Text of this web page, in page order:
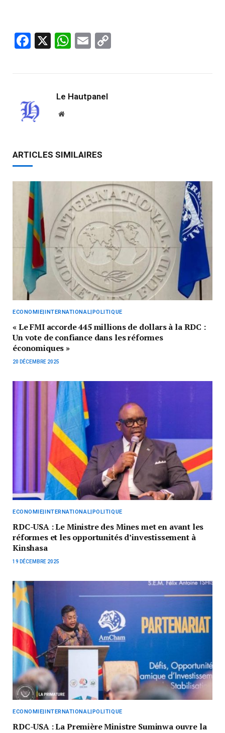
Facebook
X WhatsApp
Email
Le Hautpanel
Website
ARTICLES SIMILAIRES
ECONOMIE|INTERNATIONAL|POLITIQUE
« Le FMI accorde 445 millions de dollars à la RDC :
Un vote de confiance dans les réformes
économiques »
20 DÉCEMBRE 2025
ECONOMIE|INTERNATIONAL|POLITIQUE
RDC-USA : Le Ministre des Mines met en avant les
réformes et les opportunités d’investissement à
Kinshasa
19 DÉCEMBRE 2025
ECONOMIE|INTERNATIONAL|POLITIQUE
RDC-USA : La Première Ministre Suminwa ouvre la